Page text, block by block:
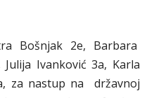
Bošnjak 2e, Barbara
Ivanković 3a, Karla
za nastup na državnoj